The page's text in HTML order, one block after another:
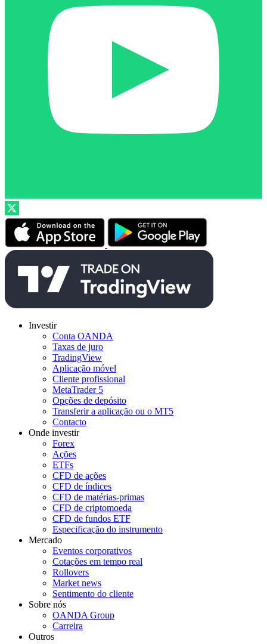
Investir
Conta OANDA
Taxas de juro
TradingView
Aplicação móvel
Cliente profissional
MetaTrader 5
Opções de depósito
Transferir a aplicação ou o MT5
Contacto
Onde investir
Forex
Ações
ETFs
CFD de ações
CFD de índices
CFD de matérias-primas
CFD de criptomoeda
CFD de fundos ETF
Especificação do instrumento
Mercado
Eventos corporativos
Cotações em tempo real
Rollovers
Market news
Sentimento do cliente
Sobre nós
OANDA Group
Carreira
Outros